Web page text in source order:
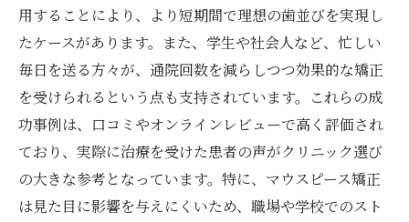
用することにより、より短期間で理想の歯並びを実現し
たケースがあります。また、学生や社会人など、忙しい
毎日を送る方々が、通院回数を減らしつつ効果的な矯正
を受けられるという点も支持されています。これらの成
功事例は、口コミやオンラインレビューで高く評価され
ており、実際に治療を受けた患者の声がクリニック選び
の大きな参考となっています。特に、マウスピース矯正
は見た目に影響を与えにくいため、職場や学校でのスト